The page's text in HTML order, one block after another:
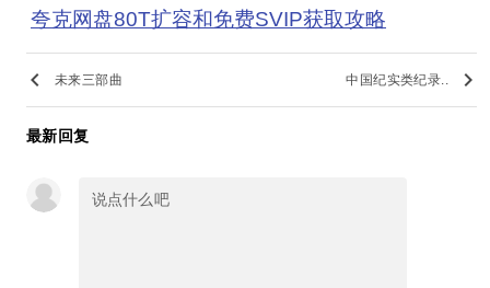
夸克网盘80T扩容和免费SVIP获取攻略
keyboard_arrow_left 未来三部曲 中国纪实类纪录.. keyboard_arrow_right
最新回复